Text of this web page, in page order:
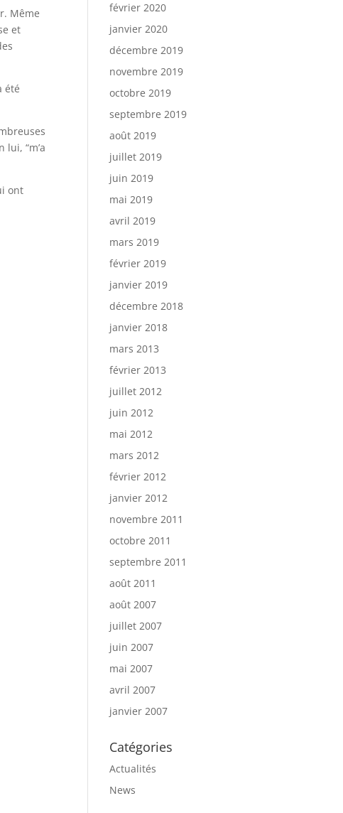
Même
et
été
“m’a
ont
février 2020
janvier 2020
décembre 2019
novembre 2019
octobre 2019
septembre 2019
août 2019
juillet 2019
juin 2019
mai 2019
avril 2019
mars 2019
février 2019
janvier 2019
décembre 2018
janvier 2018
mars 2013
février 2013
juillet 2012
juin 2012
mai 2012
mars 2012
février 2012
janvier 2012
novembre 2011
octobre 2011
septembre 2011
août 2011
août 2007
juillet 2007
juin 2007
mai 2007
avril 2007
janvier 2007
Catégories
Actualités
News